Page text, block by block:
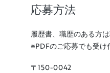
応募方法
履歴書、職歴のある方
※PDFのご応募でも受け
〒150-0042